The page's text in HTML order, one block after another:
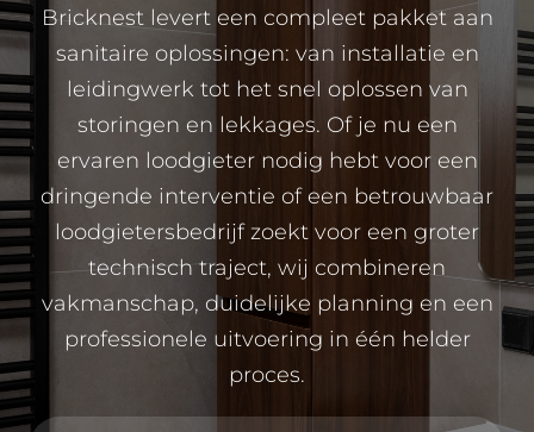
Bricknest levert een compleet pakket aan
sanitaire oplossingen: van installatie en
leidingwerk tot het snel oplossen van
storingen en lekkages. Of je nu een
ervaren loodgieter nodig hebt voor een
dringende interventie of een betrouwbaar
loodgietersbedrijf zoekt voor een groter
technisch traject, wij combineren
vakmanschap, duidelijke planning en een
professionele uitvoering in één helder
proces.